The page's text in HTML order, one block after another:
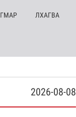
ГМАР ЛХАГВА
2026-08-08